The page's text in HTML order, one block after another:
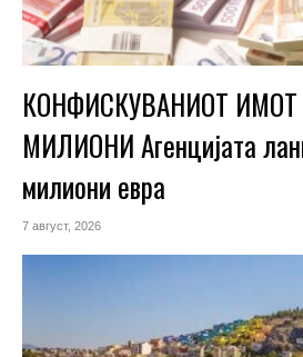
КОНФИСКУВАНИОТ
МИЛИОНИ Агенцијата
милиони евра
7 август, 2026